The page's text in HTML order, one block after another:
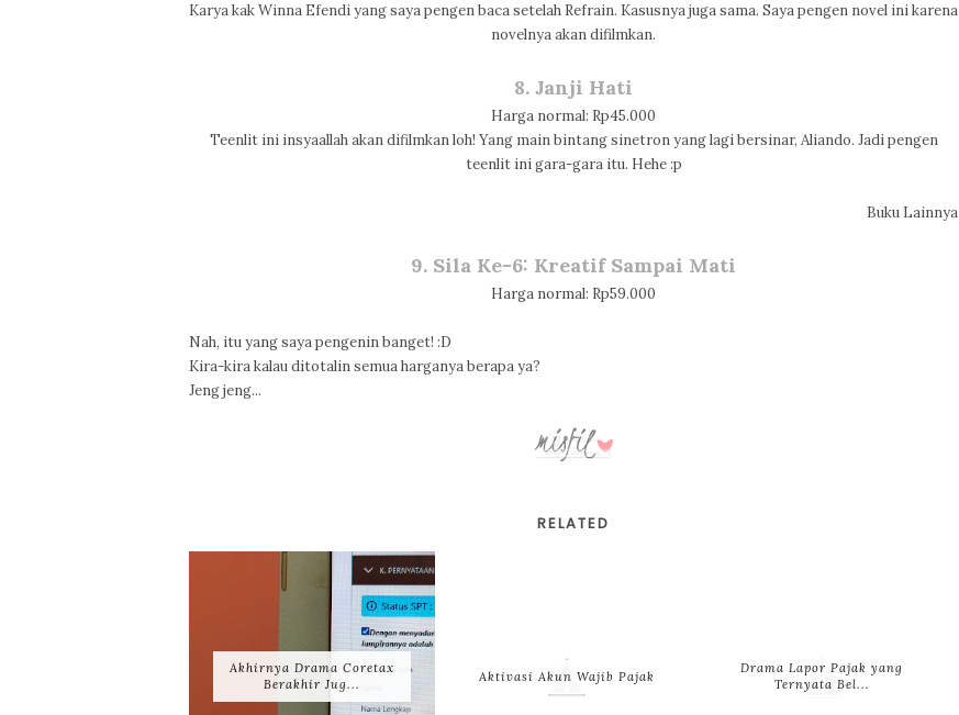
Karya kak Winna Efendi yang saya pengen baca setelah Refrain. Kasusnya juga sama. Saya pengen novel ini karena
novelnya akan difilmkan.
8. Janji Hati
Harga normal: Rp45.000
Teenlit ini insyaallah akan difilmkan loh! Yang main bintang sinetron yang lagi bersinar, Aliando. Jadi pengen
teenlit ini gara-gara itu. Hehe :p
Buku Lainnya
9. Sila Ke-6: Kreatif Sampai Mati
Harga normal: Rp59.000
Nah, itu yang saya pengenin banget! :D
Kira-kira kalau ditotalin semua harganya berapa ya?
Jeng jeng...
RELATED
Akhirnya Drama Coretax
Berakhir Jug...
Aktivasi Akun Wajib Pajak
Drama Lapor Pajak yang
Ternyata Bel...